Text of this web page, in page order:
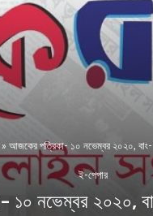
আজকের পত্রিকা- ১০ নভেম্বর ২০২০, বাং-
ই-পেপার
১০ নভেম্বর ২০২০,